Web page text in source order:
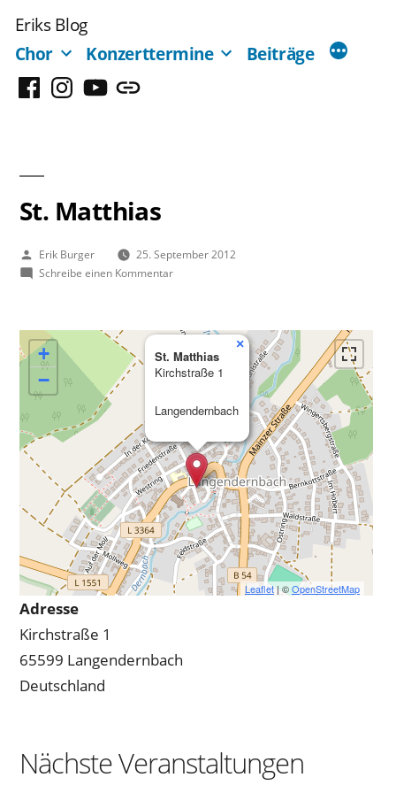
Inhalt
springen
Eriks Blog
Chor
Konzerttermine Beiträge
FacebookInstagram
YouTubeMastodon
St. Matthias
Veröffentlicht
von
Erik Burger
25. September 2012
Schreibe einen Kommentarzu
St. Matthias
Kirchstraße 1
Langendernbach
×
+
−
Leaflet| ©OpenStreetMap
Adresse
Kirchstraße 1
65599 Langendernbach
Deutschland
Nächste Veranstaltungen